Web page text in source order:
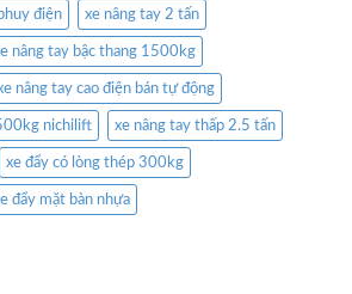
điện xe nâng tay 2 tấn
nâng tay bậc thang 1500kg
nâng tay cao điện bán tự động
nichilift xe nâng tay thấp 2.5 tấn
xe đẩy có lòng thép 300kg
đẩy mặt bàn nhựa